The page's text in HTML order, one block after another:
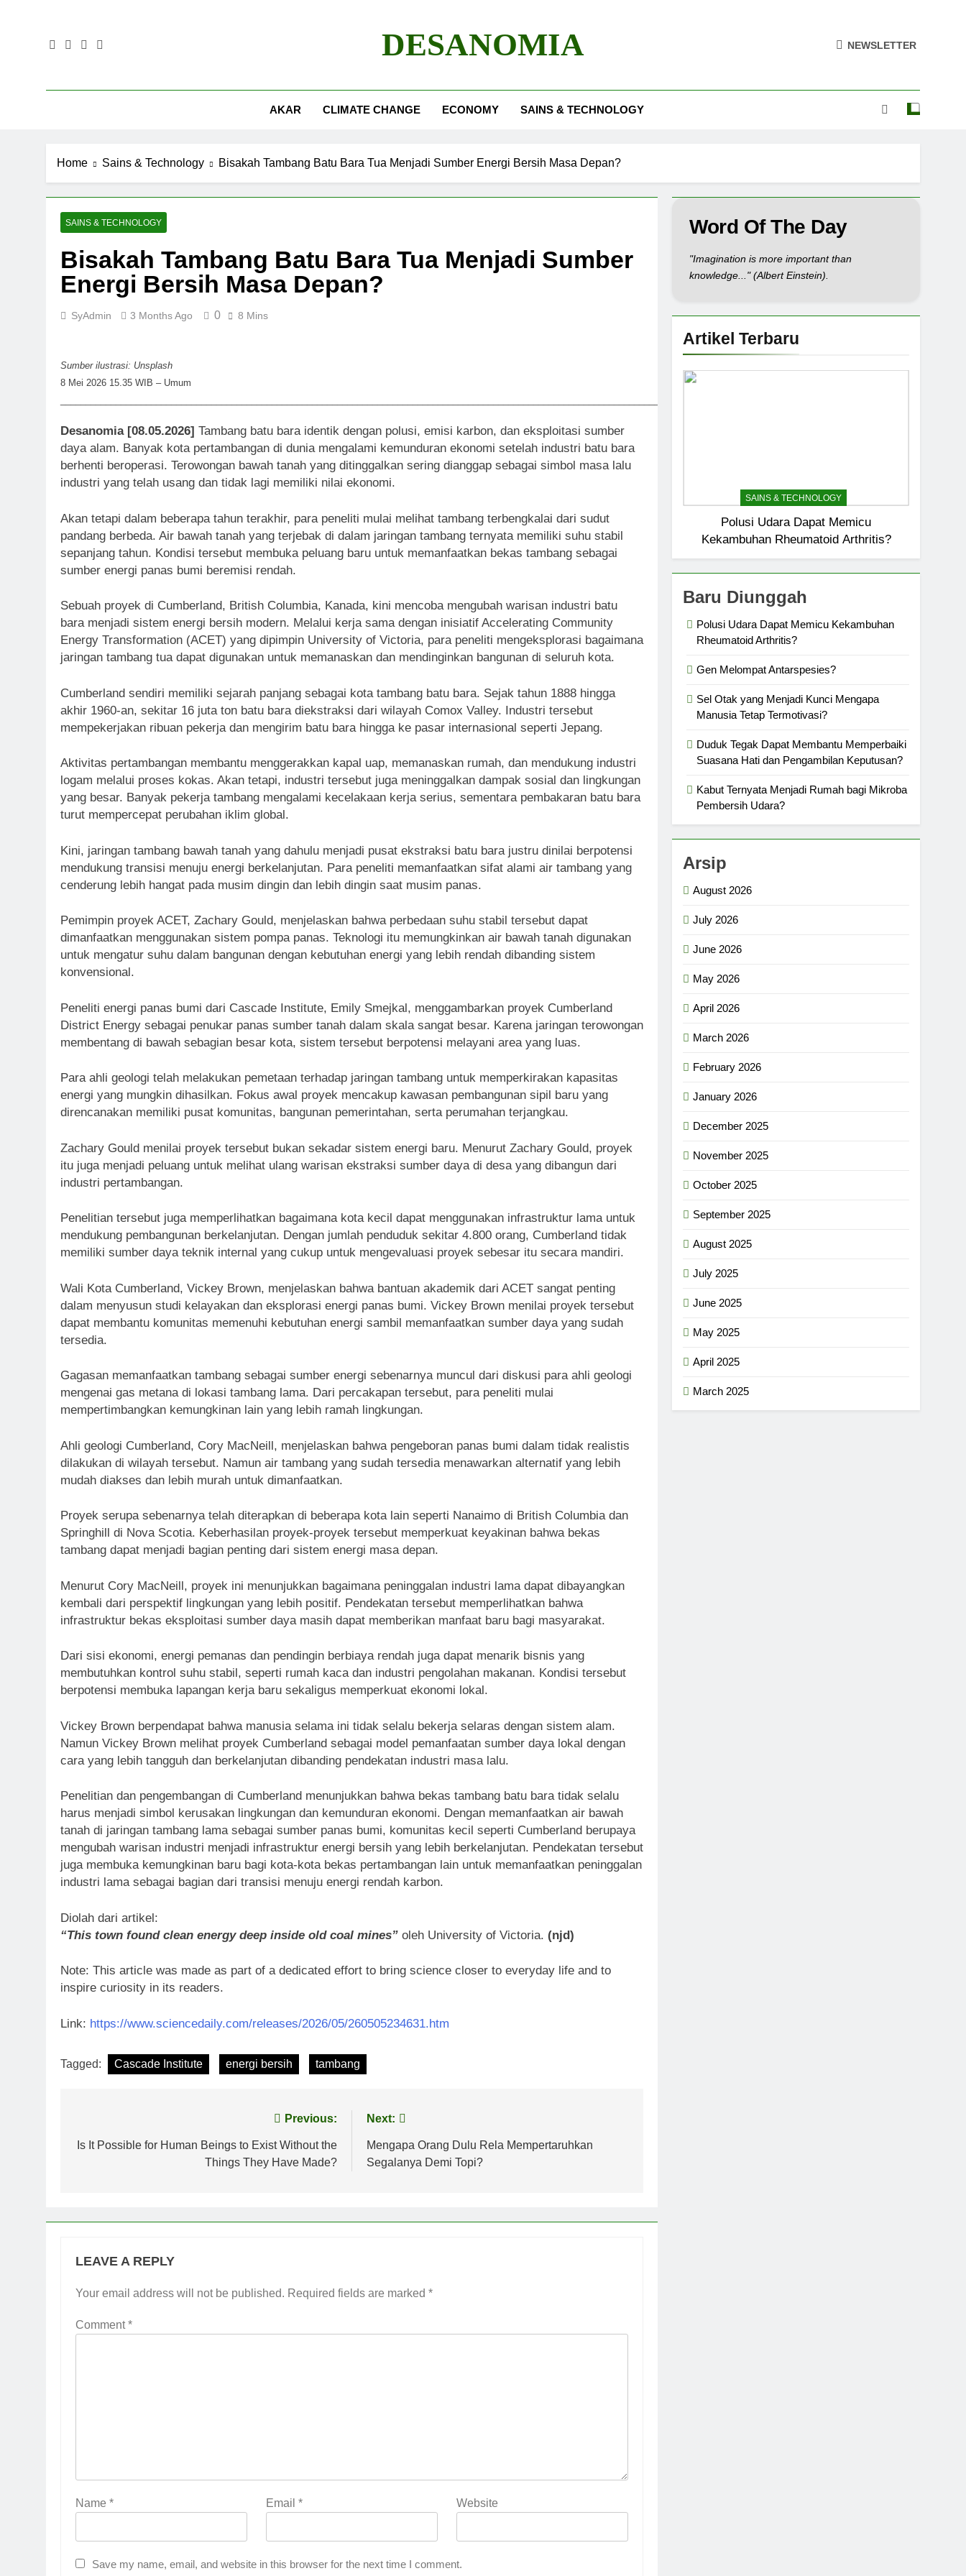
DESANOMIA NEWSLETTER
AKAR CLIMATE CHANGE ECONOMY SAINS & TECHNOLOGY
Home Sains & Technology Bisakah Tambang Batu Bara Tua Menjadi Sumber Energi Bersih Masa Depan?
SAINS & TECHNOLOGY
Bisakah Tambang Batu Bara Tua Menjadi Sumber
Energi Bersih Masa Depan?
SyAdmin 3 Months Ago 0 8 Mins
Sumber ilustrasi: Unsplash
8 Mei 2026 15.35 WIB – Umum
Desanomia [08.05.2026] Tambang batu bara identik dengan polusi, emisi karbon, dan eksploitasi sumber
daya alam. Banyak kota pertambangan di dunia mengalami kemunduran ekonomi setelah industri batu bara
berhenti beroperasi. Terowongan bawah tanah yang ditinggalkan sering dianggap sebagai simbol masa lalu
industri yang telah usang dan tidak lagi memiliki nilai ekonomi.
Akan tetapi dalam beberapa tahun terakhir, para peneliti mulai melihat tambang terbengkalai dari sudut
pandang berbeda. Air bawah tanah yang terjebak di dalam jaringan tambang ternyata memiliki suhu stabil
sepanjang tahun. Kondisi tersebut membuka peluang baru untuk memanfaatkan bekas tambang sebagai
sumber energi panas bumi beremisi rendah.
Sebuah proyek di Cumberland, British Columbia, Kanada, kini mencoba mengubah warisan industri batu
bara menjadi sistem energi bersih modern. Melalui kerja sama dengan inisiatif Accelerating Community
Energy Transformation (ACET) yang dipimpin University of Victoria, para peneliti mengeksplorasi bagaimana
jaringan tambang tua dapat digunakan untuk memanaskan dan mendinginkan bangunan di seluruh kota.
Cumberland sendiri memiliki sejarah panjang sebagai kota tambang batu bara. Sejak tahun 1888 hingga
akhir 1960-an, sekitar 16 juta ton batu bara diekstraksi dari wilayah Comox Valley. Industri tersebut
mempekerjakan ribuan pekerja dan mengirim batu bara hingga ke pasar internasional seperti Jepang.
Aktivitas pertambangan membantu menggerakkan kapal uap, memanaskan rumah, dan mendukung industri
logam melalui proses kokas. Akan tetapi, industri tersebut juga meninggalkan dampak sosial dan lingkungan
yang besar. Banyak pekerja tambang mengalami kecelakaan kerja serius, sementara pembakaran batu bara
turut mempercepat perubahan iklim global.
Kini, jaringan tambang bawah tanah yang dahulu menjadi pusat ekstraksi batu bara justru dinilai berpotensi
mendukung transisi menuju energi berkelanjutan. Para peneliti memanfaatkan sifat alami air tambang yang
cenderung lebih hangat pada musim dingin dan lebih dingin saat musim panas.
Pemimpin proyek ACET, Zachary Gould, menjelaskan bahwa perbedaan suhu stabil tersebut dapat
dimanfaatkan menggunakan sistem pompa panas. Teknologi itu memungkinkan air bawah tanah digunakan
untuk mengatur suhu dalam bangunan dengan kebutuhan energi yang lebih rendah dibanding sistem
konvensional.
Peneliti energi panas bumi dari Cascade Institute, Emily Smejkal, menggambarkan proyek Cumberland
District Energy sebagai penukar panas sumber tanah dalam skala sangat besar. Karena jaringan terowongan
membentang di bawah sebagian besar kota, sistem tersebut berpotensi melayani area yang luas.
Para ahli geologi telah melakukan pemetaan terhadap jaringan tambang untuk memperkirakan kapasitas
energi yang mungkin dihasilkan. Fokus awal proyek mencakup kawasan pembangunan sipil baru yang
direncanakan memiliki pusat komunitas, bangunan pemerintahan, serta perumahan terjangkau.
Zachary Gould menilai proyek tersebut bukan sekadar sistem energi baru. Menurut Zachary Gould, proyek
itu juga menjadi peluang untuk melihat ulang warisan ekstraksi sumber daya di desa yang dibangun dari
industri pertambangan.
Penelitian tersebut juga memperlihatkan bagaimana kota kecil dapat menggunakan infrastruktur lama untuk
mendukung pembangunan berkelanjutan. Dengan jumlah penduduk sekitar 4.800 orang, Cumberland tidak
memiliki sumber daya teknik internal yang cukup untuk mengevaluasi proyek sebesar itu secara mandiri.
Wali Kota Cumberland, Vickey Brown, menjelaskan bahwa bantuan akademik dari ACET sangat penting
dalam menyusun studi kelayakan dan eksplorasi energi panas bumi. Vickey Brown menilai proyek tersebut
dapat membantu komunitas memenuhi kebutuhan energi sambil memanfaatkan sumber daya yang sudah
tersedia.
Gagasan memanfaatkan tambang sebagai sumber energi sebenarnya muncul dari diskusi para ahli geologi
mengenai gas metana di lokasi tambang lama. Dari percakapan tersebut, para peneliti mulai
mempertimbangkan kemungkinan lain yang lebih ramah lingkungan.
Ahli geologi Cumberland, Cory MacNeill, menjelaskan bahwa pengeboran panas bumi dalam tidak realistis
dilakukan di wilayah tersebut. Namun air tambang yang sudah tersedia menawarkan alternatif yang lebih
mudah diakses dan lebih murah untuk dimanfaatkan.
Proyek serupa sebenarnya telah diterapkan di beberapa kota lain seperti Nanaimo di British Columbia dan
Springhill di Nova Scotia. Keberhasilan proyek-proyek tersebut memperkuat keyakinan bahwa bekas
tambang dapat menjadi bagian penting dari sistem energi masa depan.
Menurut Cory MacNeill, proyek ini menunjukkan bagaimana peninggalan industri lama dapat dibayangkan
kembali dari perspektif lingkungan yang lebih positif. Pendekatan tersebut memperlihatkan bahwa
infrastruktur bekas eksploitasi sumber daya masih dapat memberikan manfaat baru bagi masyarakat.
Dari sisi ekonomi, energi pemanas dan pendingin berbiaya rendah juga dapat menarik bisnis yang
membutuhkan kontrol suhu stabil, seperti rumah kaca dan industri pengolahan makanan. Kondisi tersebut
berpotensi membuka lapangan kerja baru sekaligus memperkuat ekonomi lokal.
Vickey Brown berpendapat bahwa manusia selama ini tidak selalu bekerja selaras dengan sistem alam.
Namun Vickey Brown melihat proyek Cumberland sebagai model pemanfaatan sumber daya lokal dengan
cara yang lebih tangguh dan berkelanjutan dibanding pendekatan industri masa lalu.
Penelitian dan pengembangan di Cumberland menunjukkan bahwa bekas tambang batu bara tidak selalu
harus menjadi simbol kerusakan lingkungan dan kemunduran ekonomi. Dengan memanfaatkan air bawah
tanah di jaringan tambang lama sebagai sumber panas bumi, komunitas kecil seperti Cumberland berupaya
mengubah warisan industri menjadi infrastruktur energi bersih yang lebih berkelanjutan. Pendekatan tersebut
juga membuka kemungkinan baru bagi kota-kota bekas pertambangan lain untuk memanfaatkan peninggalan
industri lama sebagai bagian dari transisi menuju energi rendah karbon.
Diolah dari artikel:
“This town found clean energy deep inside old coal mines” oleh University of Victoria. (njd)
Note: This article was made as part of a dedicated effort to bring science closer to everyday life and to
inspire curiosity in its readers.
Link: https://www.sciencedaily.com/releases/2026/05/260505234631.htm
Tagged: Cascade Institute energi bersih tambang
navigation
Previous:
Is It Possible for Human Beings to Exist Without the
Things They Have Made?
Next:
Mengapa Orang Dulu Rela Mempertaruhkan
Segalanya Demi Topi?
LEAVE A REPLY
Your email address will not be published. Required fields are marked *
Comment*
Name * Email* Website
Save my name, email, and website in this browser for the next time I comment.
Word Of The Day
"Imagination is more important than
knowledge..." (Albert Einstein).
Artikel Terbaru
SAINS & TECHNOLOGY
Polusi Udara Dapat Memicu
Kekambuhan Rheumatoid Arthritis?
Baru Diunggah
Polusi Udara Dapat Memicu Kekambuhan
Rheumatoid Arthritis?
Gen Melompat Antarspesies?
Sel Otak yang Menjadi Kunci Mengapa
Manusia Tetap Termotivasi?
Duduk Tegak Dapat Membantu Memperbaiki
Suasana Hati dan Pengambilan Keputusan?
Kabut Ternyata Menjadi Rumah bagi Mikroba
Pembersih Udara?
Arsip
August 2026
July 2026
June 2026
May 2026
April 2026
March 2026
February 2026
January 2026
December 2025
November 2025
October 2025
September 2025
August 2025
July 2025
June 2025
May 2025
April 2025
March 2025